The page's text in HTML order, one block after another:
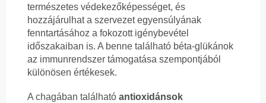
természetes védekezőképességet, és
hozzájárulhat a szervezet egyensúlyának
fenntartásához a fokozott igénybevétel
időszakaiban is. A benne található béta-glükánok
az immunrendszer támogatása szempontjából
különösen értékesek.
A chagában található antioxidánsok